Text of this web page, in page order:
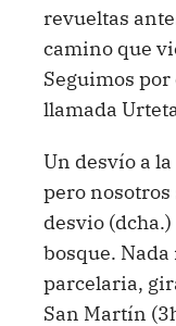
revueltas
camino que
Seguimos por
llamada Urteta.
Un desvío a
pero
desvio
bosque.
parcelaria,
San Martín